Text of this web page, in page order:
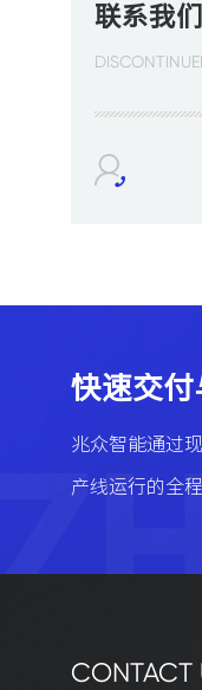
联系我们
快速交
兆众智能通过
产线运行的全程
CONTACT